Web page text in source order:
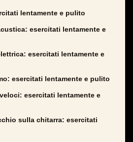
lentamente e pulito
esercitati lentamente e
esercitati lentamente e
esercitati lentamente e pulito
esercitati lentamente e
sulla chitarra: esercitati